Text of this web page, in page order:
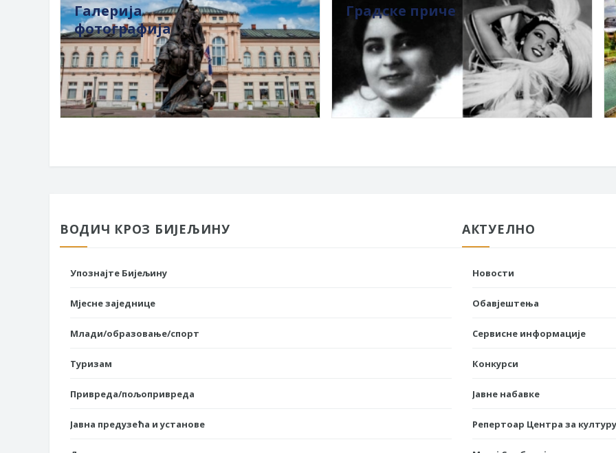
Галерија
фотографија
Градске приче
ВОДИЧ КРОЗ БИЈЕЉИНУ
Упознајте Бијељину
Мјесне заједнице
Млади/образовање/спорт
Туризам
Привреда/пољопривреда
Јавна предузећа и установе
АКТУЕЛНО
Новости
Обавјештења
Сервисне информације
Конкурси
Јавне набавке
Репертоар Центра за